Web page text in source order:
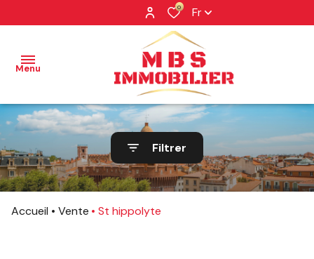
0 Fr
Menu
NOS
BIENS
NOS
VENDUS
Filtrer
Accueil Vente St hippolyte